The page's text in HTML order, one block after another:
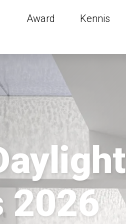
Award Kennis
2026